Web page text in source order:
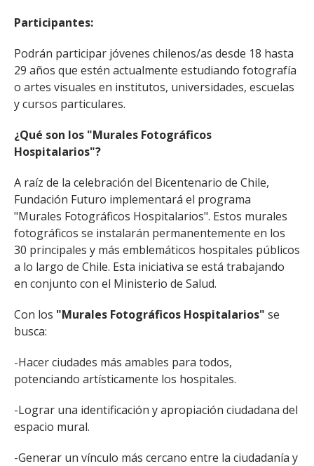
Participantes:
Podrán participar jóvenes chilenos/as desde 18 hasta
29 años que estén actualmente estudiando fotografía
o artes visuales en institutos, universidades, escuelas
y cursos particulares.
¿Qué son los "Murales Fotográficos
Hospitalarios"?
A raíz de la celebración del Bicentenario de Chile,
Fundación Futuro implementará el programa
"Murales Fotográficos Hospitalarios". Estos murales
fotográficos se instalarán permanentemente en los
30 principales y más emblemáticos hospitales públicos
a lo largo de Chile. Esta iniciativa se está trabajando
en conjunto con el Ministerio de Salud.
Con los "Murales Fotográficos Hospitalarios" se
busca:
-Hacer ciudades más amables para todos,
potenciando artísticamente los hospitales.
-Lograr una identificación y apropiación ciudadana del
espacio mural.
-Generar un vínculo más cercano entre la ciudadanía y